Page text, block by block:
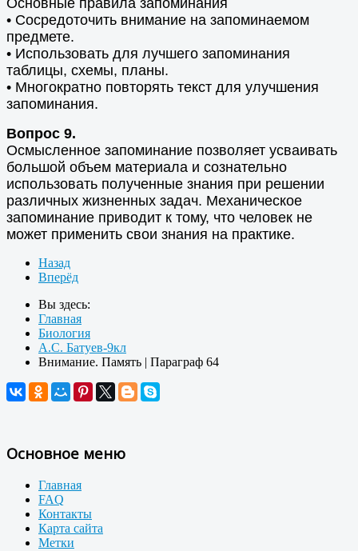
• Сосредоточить внимание на запоминаемом
предмете.
• Использовать для лучшего запоминания
таблицы, схемы, планы.
• Многократно повторять текст для улучшения
запоминания.
Вопрос 9.
Осмысленное запоминание позволяет усваивать
большой объем материала и сознательно
использовать полученные знания при решении
различных жизненных задач. Механическое
запоминание приводит к тому, что человек не
может применить свои знания на практике.
Назад
Вперёд
Вы здесь:
Главная
Биология
А.С. Батуев-9кл
Внимание. Память | Параграф 64
Основное меню
Главная
FAQ
Контакты
Карта сайта
Метки